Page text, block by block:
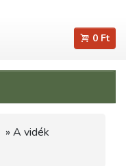
0 Ft
» A vidék